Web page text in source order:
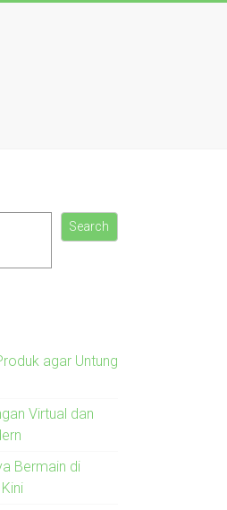
Search
agar Untung
Virtual dan
Bermain di